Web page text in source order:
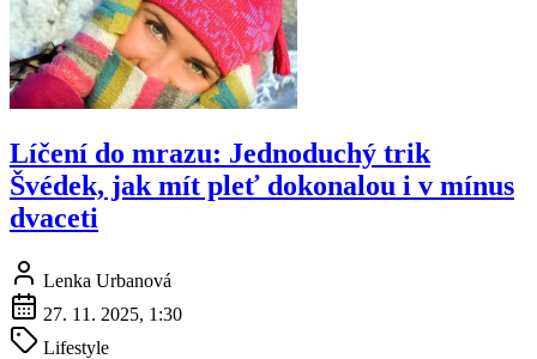
Líčení do mrazu: Jednoduchý trik
Švédek, jak mít pleť dokonalou i v mínus
dvaceti
Lenka Urbanová
27. 11. 2025, 1:30
Lifestyle